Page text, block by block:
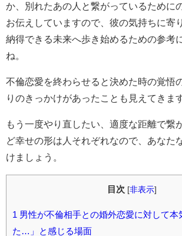
か、別れたあの人と繋がっているために
お伝えしていますので、彼の気持ちに寄
納得できる未来へ歩き始めるための参考
ね。
不倫恋愛を終わらせると決めた時の覚悟
りのきっかけがあったことも見えてきま
もう一度やり直したい、適度な距離で繋
ど幸せの形は人それぞれなので、あなた
けましょう。
目次 [非表示]
1 男性が不倫相手との婚外恋愛に対して本
た…」と感じる場面